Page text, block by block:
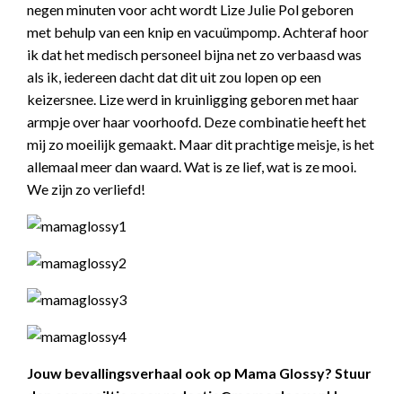
negen minuten voor acht wordt Lize Julie Pol geboren
met behulp van een knip en vacuümpomp. Achteraf hoor
ik dat het medisch personeel bijna net zo verbaasd was
als ik, iedereen dacht dat dit uit zou lopen op een
keizersnee. Lize werd in kruinligging geboren met haar
armpje over haar voorhoofd. Deze combinatie heeft het
mij zo moeilijk gemaakt. Maar dit prachtige meisje, is het
allemaal meer dan waard. Wat is ze lief, wat is ze mooi.
We zijn zo verliefd!
Jouw bevallingsverhaal ook op Mama Glossy? Stuur